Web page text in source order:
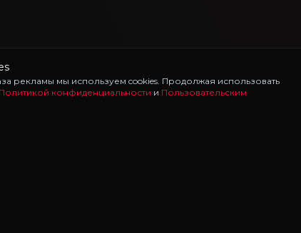
рекламы мы используем cookies. Продолжая использовать
Политикой конфиденциальности и Пользовательским